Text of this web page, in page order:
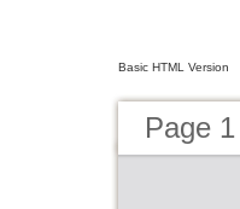
Basic HTML Version
Page